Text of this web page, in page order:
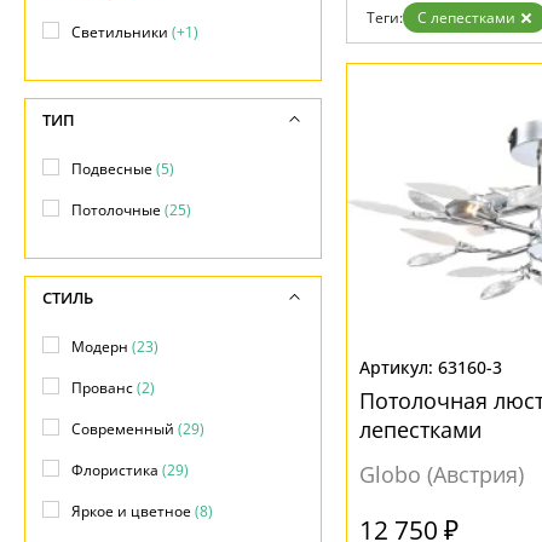
Отзывы
Дизайнерам
Бренды
Контакты
Современный
Флористика
Хай тек
Теги: С лепестками
63160-3
Потолочная
лепестками
Globo (Австрия)
12 750 ₽
Светильники (+1)
ТИП
Подвесные(5)
Потолочные(25)
СТИЛЬ
Модерн (23)
Прованс(2)
Современный (29)
Флористика (29)
Яркое и цветное(8)